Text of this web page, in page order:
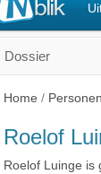
Dossier
Home / Personen
Roelof
Roelof Luinge is